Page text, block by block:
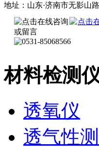
地址：山东·济南市无影山
材料检测
透氧仪
透气性